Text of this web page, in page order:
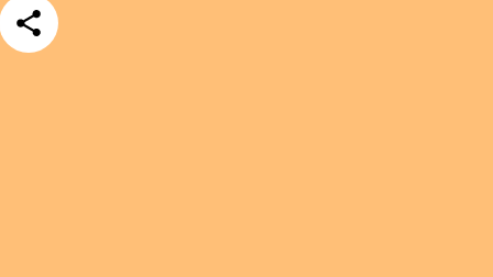
Teilen